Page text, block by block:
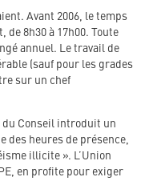
Avant 2006, le temps
de 8h30 à 17h00. Toute
annuel. Le travail de
(sauf pour les grades
sur un chef
du Conseil introduit un
des heures de présence,
illicite ». L’Union
en profite pour exiger